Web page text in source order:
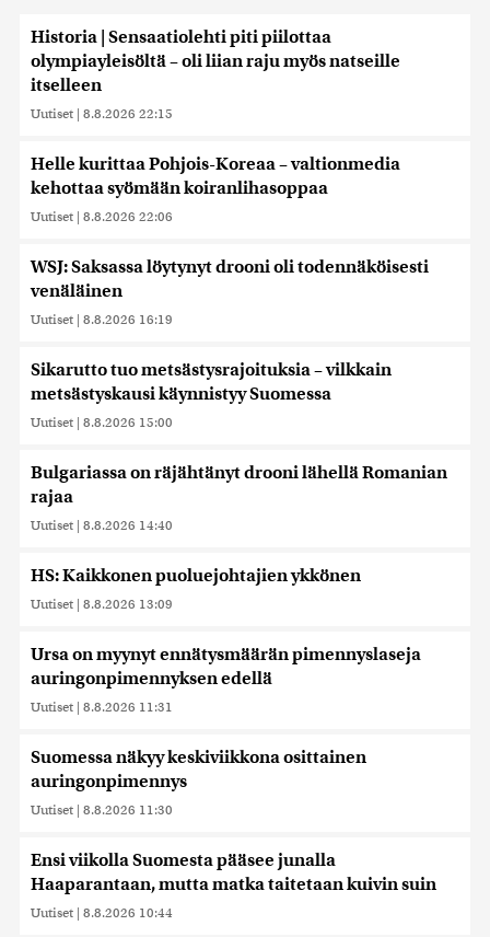
Historia | Sensaatiolehti piti piilottaa
olympiayleisöltä – oli liian raju myös natseille
itselleen
Uutiset | 8.8.2026 22:15
Helle kurittaa Pohjois-Koreaa – valtionmedia
kehottaa syömään koiranlihasoppaa
Uutiset | 8.8.2026 22:06
WSJ: Saksassa löytynyt drooni oli todennäköisesti
venäläinen
Uutiset | 8.8.2026 16:19
Sikarutto tuo metsästysrajoituksia – vilkkain
metsästyskausi käynnistyy Suomessa
Uutiset | 8.8.2026 15:00
Bulgariassa on räjähtänyt drooni lähellä Romanian
rajaa
Uutiset | 8.8.2026 14:40
HS: Kaikkonen puoluejohtajien ykkönen
Uutiset | 8.8.2026 13:09
Ursa on myynyt ennätysmäärän pimennyslaseja
auringonpimennyksen edellä
Uutiset | 8.8.2026 11:31
Suomessa näkyy keskiviikkona osittainen
auringonpimennys
Uutiset | 8.8.2026 11:30
Ensi viikolla Suomesta pääsee junalla
Haaparantaan, mutta matka taitetaan kuivin suin
Uutiset | 8.8.2026 10:44